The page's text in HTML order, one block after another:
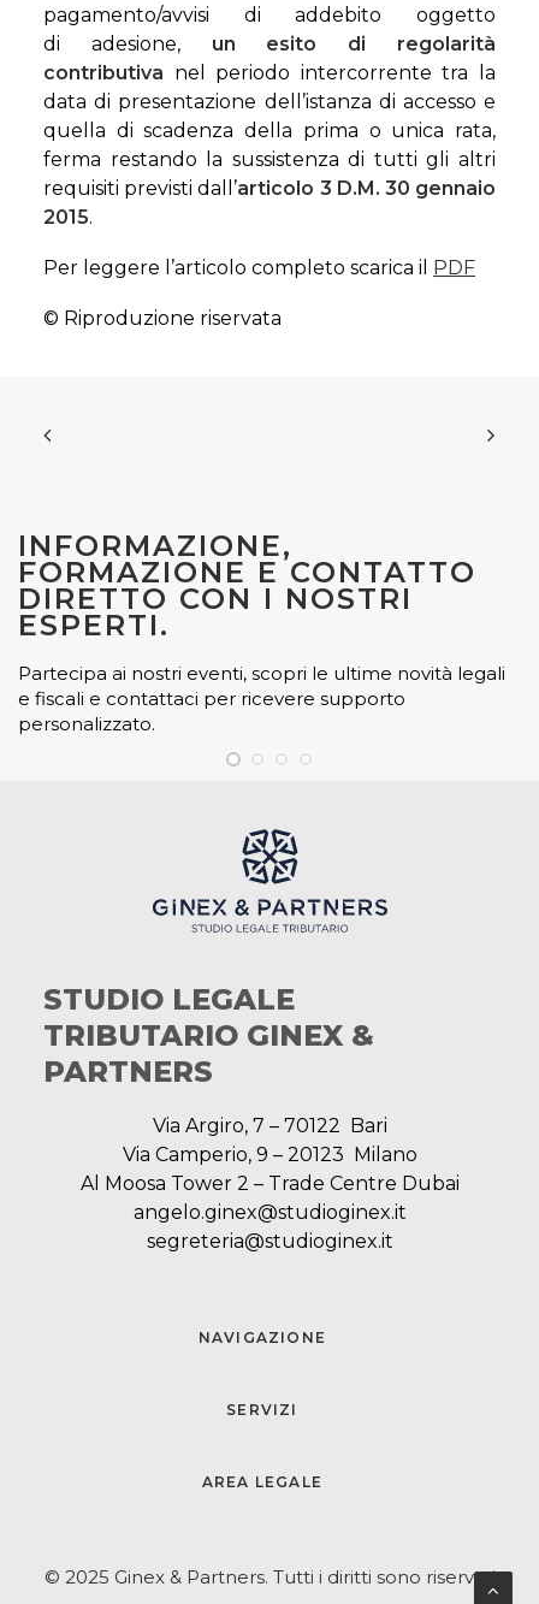
pagamento/avvisi di addebito oggetto
di adesione, un esito di regolarità
contributiva nel periodo intercorrente tra la
data di presentazione dell’istanza di accesso e
quella di scadenza della prima o unica rata,
ferma restando la sussistenza di tutti gli altri
requisiti previsti dall’articolo 3 D.M. 30 gennaio
2015.
Per leggere l’articolo completo scarica il PDF
© Riproduzione riservata
INFORMAZIONE,
FORMAZIONE E CONTATTO
DIRETTO CON I NOSTRI
ESPERTI.
Partecipa ai nostri eventi, scopri le ultime novità legali
e fiscali e contattaci per ricevere supporto
personalizzato.
STUDIO LEGALE
TRIBUTARIO GINEX &
PARTNERS
Via Argiro, 7 – 70122 Bari
Via Camperio, 9 – 20123 Milano
Al Moosa Tower 2 – Trade Centre Dubai
angelo.ginex@studioginex.it
segreteria@studioginex.it
NAVIGAZIONE
SERVIZI
AREA LEGALE
© 2025 Ginex & Partners. Tutti i diritti sono riservati